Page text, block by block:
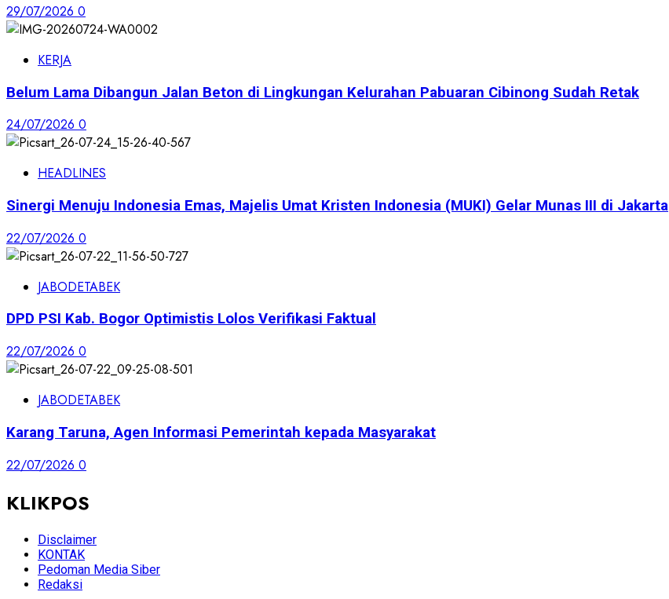
29/07/2026 0
KERJA
Belum Lama Dibangun Jalan Beton di Lingkungan Kelurahan Pabuaran Cibinong Sudah Retak
24/07/2026 0
HEADLINES
Sinergi Menuju Indonesia Emas, Majelis Umat Kristen Indonesia (MUKI) Gelar Munas III di Jakarta
22/07/2026 0
JABODETABEK
DPD PSI Kab. Bogor Optimistis Lolos Verifikasi Faktual
22/07/2026 0
JABODETABEK
Karang Taruna, Agen Informasi Pemerintah kepada Masyarakat
22/07/2026 0
KLIKPOS
Disclaimer
KONTAK
Pedoman Media Siber
Redaksi